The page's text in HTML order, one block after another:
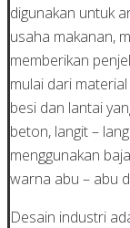
digunakan untuk
usaha makanan,
memberikan
mulai dari
besi dan lantai
beton, langit –
menggunakan
warna abu – abu
Desain industri